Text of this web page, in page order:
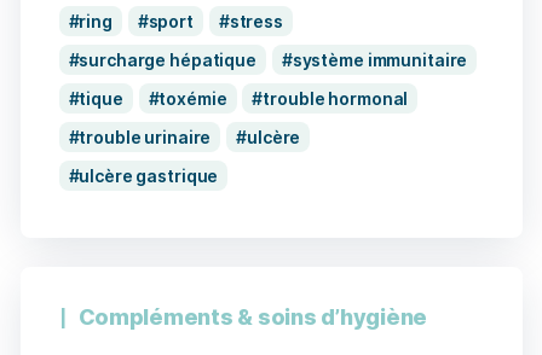
ring
sport
stress
surcharge hépatique
système immunitaire
tique
toxémie
trouble hormonal
trouble urinaire
ulcère
ulcère gastrique
Compléments & soins d’hygiène